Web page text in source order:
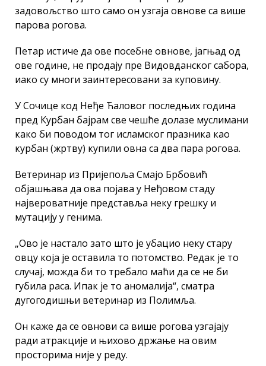
задовољство што само он узгаја овнове са више
парова рогова.
Петар истиче да ове посебне овнове, јагњад од
ове године, не продају пре Видовданског сабора,
иако су многи заинтересовани за куповину.
У Сочице код Неђе Ћаловог последњих година
пред Курбан бајрам све чешће долазе муслимани
како би поводом тог исламског празника као
курбан (жртву) купили овна са два пара рогова.
Ветеринар из Пријепоља Смајо Брбовић
објашњава да ова појава у Неђовом стаду
највероватније представља неку грешку и
мутацију у генима.
„Ово је настало зато што је убацио неку стару
овцу која је оставила то потомство. Редак је то
случај, можда би то требало маћи да се не би
губила раса. Ипак је то аномалија“, сматра
дугогодишњи ветеринар из Полимља.
Он каже да се овнови са више рогова узгајају
ради атракције и њихово држање на овим
просторима није у реду.